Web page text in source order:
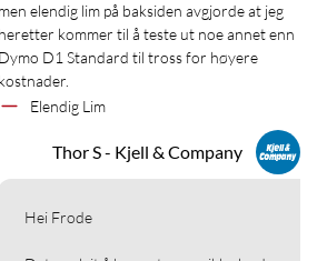
men elendig lim på baksiden avgjorde at jeg
heretter kommer til å teste ut noe annet enn
Dymo D1 Standard til tross for høyere
kostnader.
Elendig Lim
Thor S - Kjell & Company
Hei Frode